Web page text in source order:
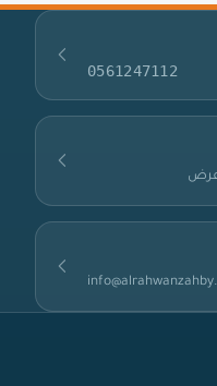
0561247112